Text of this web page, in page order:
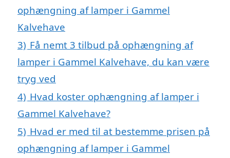
ophængning af lamper i Gammel
Kalvehave
3) Få nemt 3 tilbud på ophængning af
lamper i Gammel Kalvehave, du kan være
tryg ved
4) Hvad koster ophængning af lamper i
Gammel Kalvehave?
5) Hvad er med til at bestemme prisen på
ophængning af lamper i Gammel